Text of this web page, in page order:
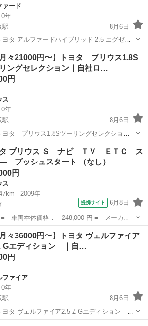
ァード
0年
駅
8月6日
ヨタ アルファードハイブリッド 2.5 エグゼク
「信用回復ローン」
店へのお問い合わせ・審
阪駅 アルファード ラウンジ
月々21000円〜】トヨタ プリウス1.8S
ングセレクション｜自社ロ…
円
ス
0年
駅
8月6日
ヨタ プリウス1.8Sツーリングセレクション
大阪駅 ローン
タ プリウス Ｓ ナビ ＴＶ ＥＴＣ ス
プッシュスタート （なし）
円
ス
2009年
提携サイト 6月8日
： プリウス ■ グレード名： Ｓ ナビ
プッシュスタート ■ 排気量： 1800cc
ウス
月々36000円〜】トヨタ ヴェルファイア
Gエディション ｜自…
円
ファイア
0年
駅
8月6日
ヨタ ヴェルファイア2.5 Z Gエディション ｜
大阪駅 ヴェルファイア